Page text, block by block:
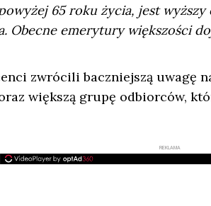
65 roku życia, jest
Obecne emerytury większości
zwrócili baczniejszą uwagę
większą grupę odbiorców,
REKLAMA